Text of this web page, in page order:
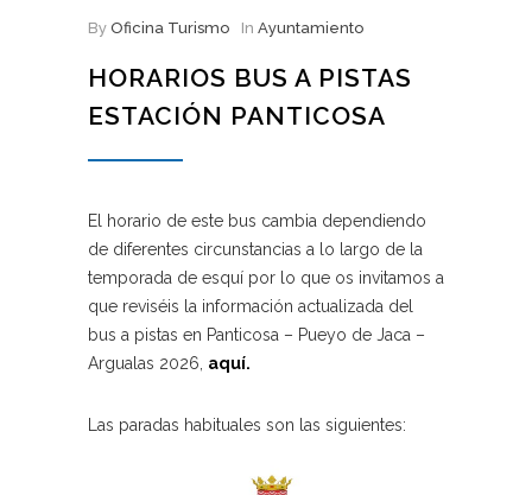
By Oficina Turismo In Ayuntamiento
HORARIOS BUS A PISTAS
ESTACIÓN PANTICOSA
El horario de este bus cambia dependiendo
de diferentes circunstancias a lo largo de la
temporada de esquí por lo que os invitamos a
que reviséis la información actualizada del
bus a pistas en Panticosa – Pueyo de Jaca –
Argualas 2026, aquí.
Las paradas habituales son las siguientes: